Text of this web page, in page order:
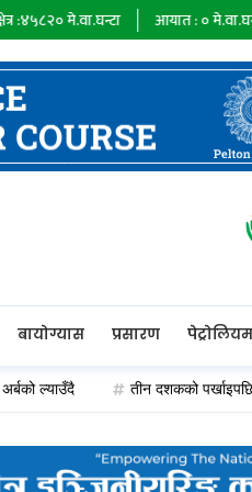
आयात : मे.वा.घन्टा
बायोग्यास प्रसारण पेट्रोलियम
तीन दशकको पर्खाइपछि